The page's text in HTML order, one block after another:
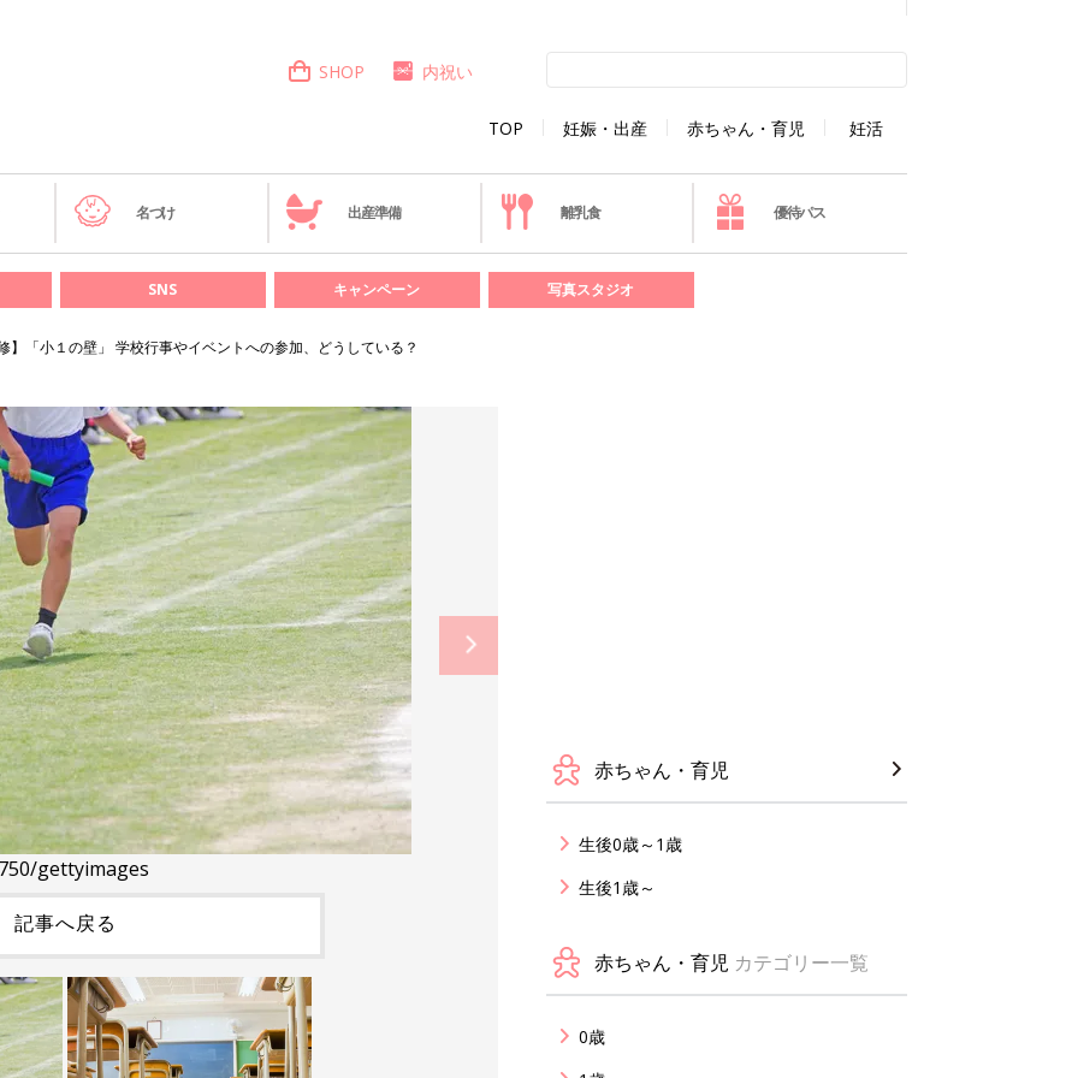
TOP 妊娠・出産 赤ちゃん・育児 妊活
SHOP 内祝い
名づけ 出産準備 離乳食 優待パス
SNS キャンペーン 写真スタジオ
】「小１の壁」 学校行事やイベントへの参加、どうしている？
gettyimages
記事へ戻る
赤ちゃん・育児
生後0歳～1歳
生後1歳～
赤ちゃん・育児 カテゴリー一覧
0歳